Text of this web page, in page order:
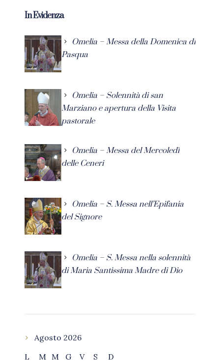
In Evidenza
Omelia – Messa della Domenica di
Pasqua
Omelia – Solennità di san
Marziano e apertura della Visita
pastorale
Omelia – Messa del Mercoledì
delle Ceneri
Omelia – S. Messa nell’Epifania
del Signore
Omelia – S. Messa nella solennità
di Maria Santissima Madre di Dio
Agosto 2026
L
M M G V S
D